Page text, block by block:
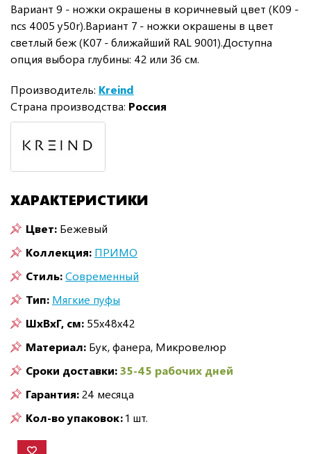
Вариант 9 - ножки окрашены в коричневый цвет (K09 -
ncs 4005 y50r).Вариант 7 - ножки окрашены в цвет
светлый беж (K07 - ближайший RAL 9001).Доступна
опция выбора глубины: 42 или 36 см.
Производитель: Kreind
Страна производства: Россия
ХАРАКТЕРИСТИКИ
Цвет: Бежевый
Коллекция: ПРИМО
Стиль:Современный
Тип: Мягкие пуфы
ШxВxГ, см: 55x48x42
Материал: Бук, фанера, Микровелюр
Сроки доставки:35-45 рабочих дней
Гарантия:24 месяца
Кол-во упаковок:1 шт.